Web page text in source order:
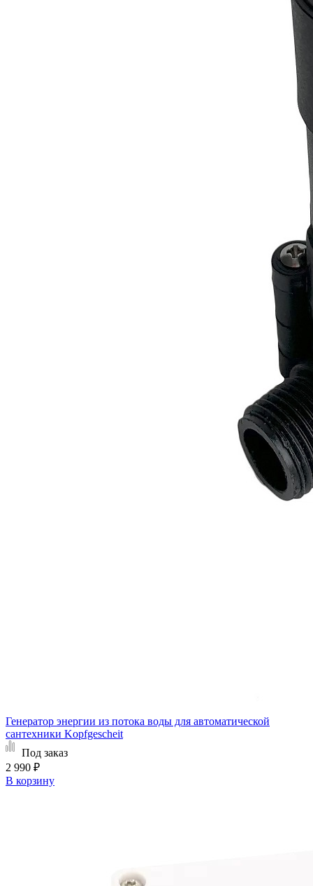
Генератор энергии из потока воды для автоматической
сантехники Kopfgescheit
Под заказ
2 990 ₽
В корзину